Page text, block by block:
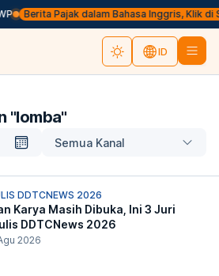
Berita Pajak dalam Bahasa Inggris, Klik di
ID
"lomba"
Semua Kanal
DDTCNEWS 2026
Karya Masih Dibuka, Ini 3 Juri
DDTCNews 2026
2026